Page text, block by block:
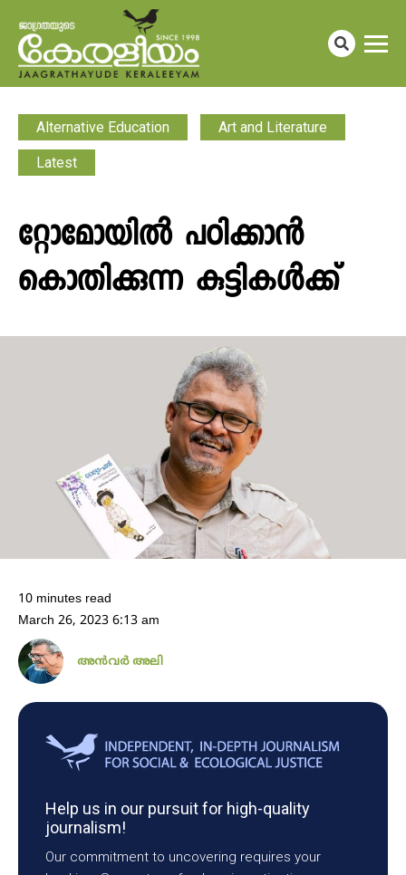
Alternative Education Art and Literature
Latest
റ്റോമോയിൽ പഠിക്കാൻ
കൊതിക്കുന്ന കുട്ടികൾക്ക്
10 minutes read
March 26, 2023 6:13 am
അൻവർ അലി
Help us in our pursuit for high-quality
journalism!
Our commitment to uncovering requires your